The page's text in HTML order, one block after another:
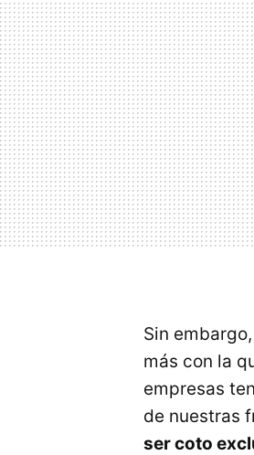
Sin
más con la
empresas
de nuestras
ser coto